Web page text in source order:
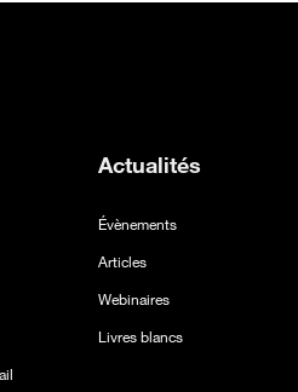
onglet
un nouvel onglet
dans un nouvel onglet
- ouverture dans un nouvel onglet
Actualités
Évènements
Articles
Webinaires
Livres blancs